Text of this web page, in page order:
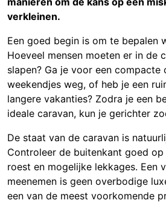
verkleinen.
Een goed begin is om te bepalen
Hoeveel mensen moeten er in de
slapen? Ga je voor een compacte
weekendjes weg, of heb je een
langere vakanties? Zodra je een
ideale caravan, kun je gerichter
De staat van de caravan is
Controleer de buitenkant goed op
roest en mogelijke lekkages. Een
meenemen is geen overbodige
een van de meest voorkomende